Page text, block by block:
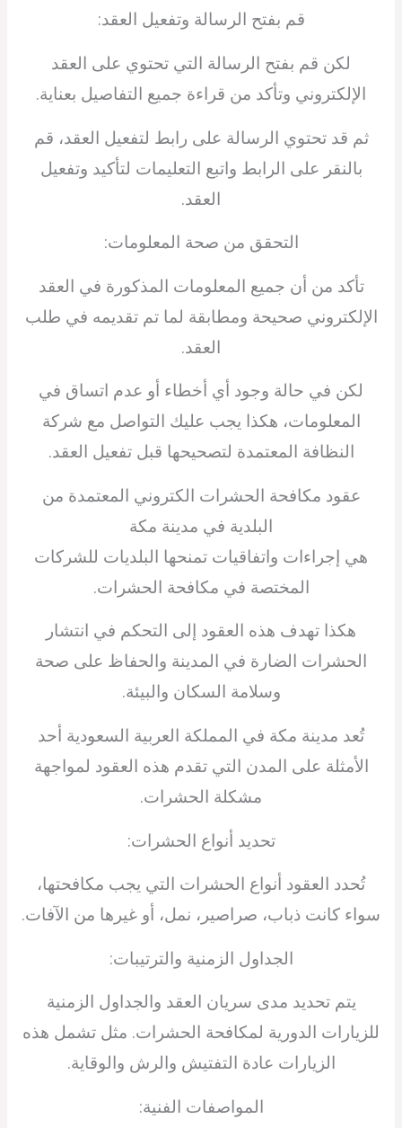
قم بفتح الرسالة وتفعيل العقد:
لكن قم بفتح الرسالة التي تحتوي على العقد
الإلكتروني وتأكد من قراءة جميع التفاصيل بعناية.
ثم قد تحتوي الرسالة على رابط لتفعيل العقد، قم
بالنقر على الرابط واتبع التعليمات لتأكيد وتفعيل
العقد.
التحقق من صحة المعلومات:
تأكد من أن جميع المعلومات المذكورة في العقد
الإلكتروني صحيحة ومطابقة لما تم تقديمه في طلب
العقد.
لكن في حالة وجود أي أخطاء أو عدم اتساق في
المعلومات، هكذا يجب عليك التواصل مع شركة
النظافة المعتمدة لتصحيحها قبل تفعيل العقد.
عقود مكافحة الحشرات الكتروني المعتمدة من
البلدية في مدينة مكة
هي إجراءات واتفاقيات تمنحها البلديات للشركات
المختصة في مكافحة الحشرات.
هكذا تهدف هذه العقود إلى التحكم في انتشار
الحشرات الضارة في المدينة والحفاظ على صحة
وسلامة السكان والبيئة.
تُعد مدينة مكة في المملكة العربية السعودية أحد
الأمثلة على المدن التي تقدم هذه العقود لمواجهة
مشكلة الحشرات.
تحديد أنواع الحشرات:
تُحدد العقود أنواع الحشرات التي يجب مكافحتها،
سواء كانت ذباب، صراصير، نمل، أو غيرها من الآفات.
الجداول الزمنية والترتيبات:
يتم تحديد مدى سريان العقد والجداول الزمنية
للزيارات الدورية لمكافحة الحشرات. مثل تشمل هذه
الزيارات عادة التفتيش والرش والوقاية.
المواصفات الفنية: